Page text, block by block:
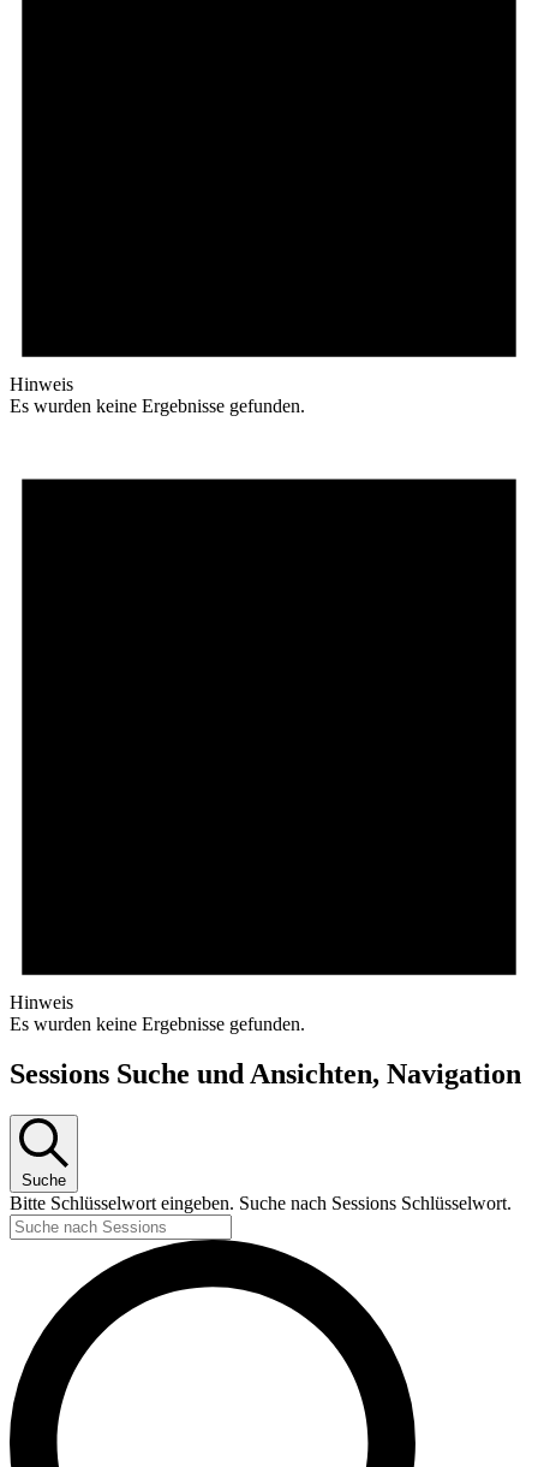
Hinweis
Es wurden keine Ergebnisse gefunden.
Hinweis
Es wurden keine Ergebnisse gefunden.
Sessions Suche und Ansichten, Navigation
Suche
Bitte Schlüsselwort eingeben. Suche nach Sessions Schlüsselwort.